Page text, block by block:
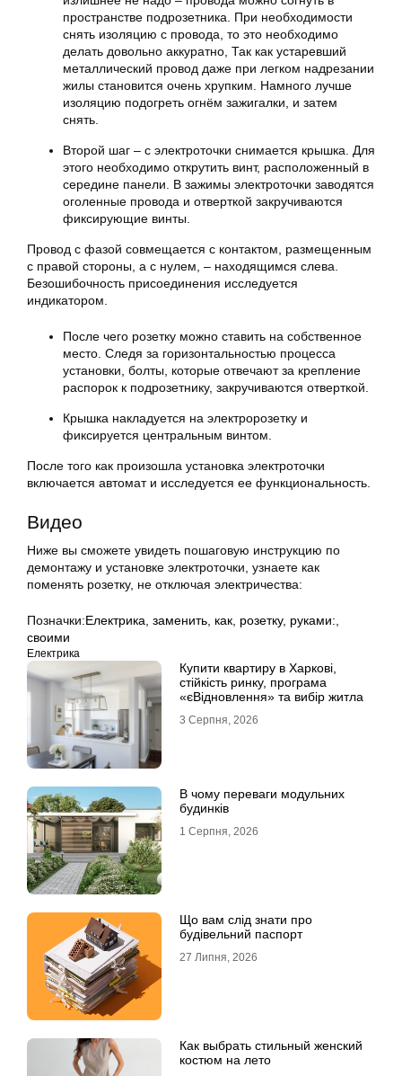
пространстве подрозетника. При необходимости
снять изоляцию с провода, то это необходимо
делать довольно аккуратно, Так как устаревший
металлический провод даже при легком надрезании
жилы становится очень хрупким. Намного лучше
изоляцию подогреть огнём зажигалки, и затем
снять.
Второй шаг – с электроточки снимается крышка. Для
этого необходимо открутить винт, расположенный в
середине панели. В зажимы электроточки заводятся
оголенные провода и отверткой закручиваются
фиксирующие винты.
Провод с фазой совмещается с контактом, размещенным
с правой стороны, а с нулем, – находящимся слева.
Безошибочность присоединения исследуется
индикатором.
После чего розетку можно ставить на собственное
место. Следя за горизонтальностью процесса
установки, болты, которые отвечают за крепление
распорок к подрозетнику, закручиваются отверткой.
Крышка накладуется на электророзетку и
фиксируется центральным винтом.
После того как произошла установка электроточки
включается автомат и исследуется ее функциональность.
Видео
Ниже вы сможете увидеть пошаговую инструкцию по
демонтажу и установке электроточки, узнаете как
поменять розетку, не отключая электричества:
Позначки:Електрика, заменить, как, розетку, руками:,
своими
Електрика
Купити квартиру в Харкові,
стійкість ринку, програма
«єВідновлення» та вибір житла
3 Серпня, 2026
В чому переваги модульних
будинків
1 Серпня, 2026
Що вам слід знати про
будівельний паспорт
27 Липня, 2026
Как выбрать стильный женский
костюм на лето